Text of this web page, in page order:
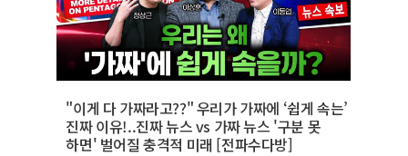
"이게 다 가짜라고??" 우리가 가짜에 ‘쉽게 속는’
진짜 이유!..진짜 뉴스 vs 가짜 뉴스 '구분 못
하면' 벌어질 충격적 미래 [전파수다방]